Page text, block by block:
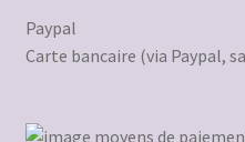
Paypal
Carte bancaire (via Paypal,